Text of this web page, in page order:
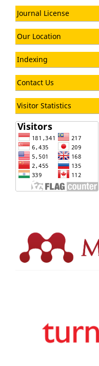
Journal License
Our Location
Indexing
Contact Us
Visitor Statistics